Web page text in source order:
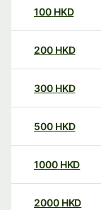
100 HKD
200 HKD
300 HKD
500 HKD
1000 HKD
2000 HKD